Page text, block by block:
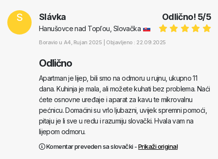
S Odlično! 5/5
Slávka
Hanušovce nad Topľou, Slovačka
Boravio u A4, Rujan 2025 | Objavljeno : 22.09.2025
Odlično
Apartman je lijep, bili smo na odmoru u rujnu, ukupno 11
dana. Kuhinja je mala, ali možete kuhati bez problema. Naći
ćete osnovne uređaje i aparat za kavu te mikrovalnu
pećnicu. Domaćini su vrlo ljubazni, uvijek spremni pomoći,
pitaju je li sve u redu i razumiju slovački. Hvala vam na
lijepom odmoru.
Komentar preveden sa slovački -Prikaži original